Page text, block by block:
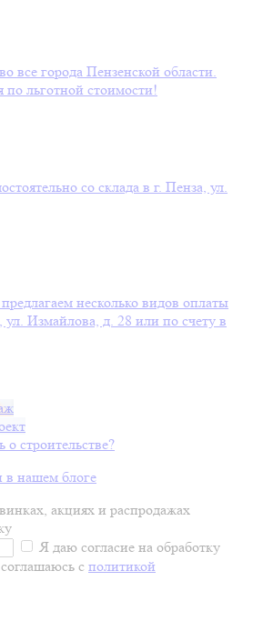
все города Пензенской области.
по льготной стоимости!
со склада в г. Пенза, ул.
несколько видов оплаты
ул. Измайлова, д. 28 или по счету в
строительстве?
в нашем блоге
акциях и распродажах
Я даю согласие на обработку
с политикой